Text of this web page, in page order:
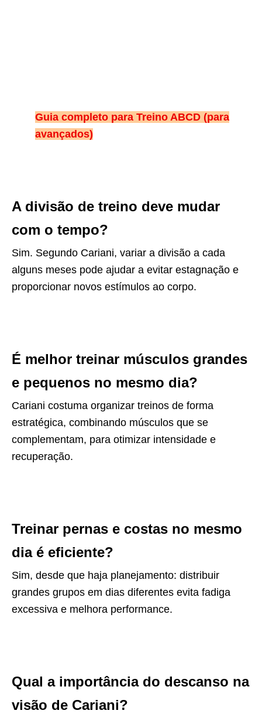
Guia completo para Treino ABCD (para
avançados)
A divisão de treino deve mudar
com o tempo?
Sim. Segundo Cariani, variar a divisão a cada
alguns meses pode ajudar a evitar estagnação e
proporcionar novos estímulos ao corpo.
É melhor treinar músculos grandes
e pequenos no mesmo dia?
Cariani costuma organizar treinos de forma
estratégica, combinando músculos que se
complementam, para otimizar intensidade e
recuperação.
Treinar pernas e costas no mesmo
dia é eficiente?
Sim, desde que haja planejamento: distribuir
grandes grupos em dias diferentes evita fadiga
excessiva e melhora performance.
Qual a importância do descanso na
visão de Cariani?